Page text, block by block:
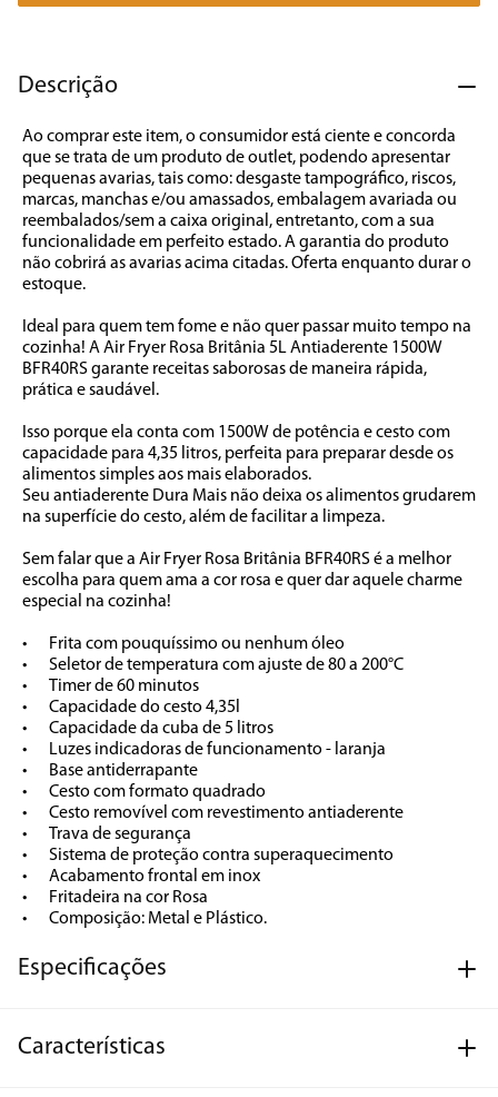
Descrição
Ao comprar este item, o consumidor está ciente e concorda
que se trata de um produto de outlet, podendo apresentar
pequenas avarias, tais como: desgaste tampográfico, riscos,
marcas, manchas e/ou amassados, embalagem avariada ou
reembalados/sem a caixa original, entretanto, com a sua
funcionalidade em perfeito estado. A garantia do produto
não cobrirá as avarias acima citadas. Oferta enquanto durar o
estoque.
Ideal para quem tem fome e não quer passar muito tempo na
cozinha! A Air Fryer Rosa Britânia 5L Antiaderente 1500W
BFR40RS garante receitas saborosas de maneira rápida,
prática e saudável.
Isso porque ela conta com 1500W de potência e cesto com
capacidade para 4,35 litros, perfeita para preparar desde os
alimentos simples aos mais elaborados.
Seu antiaderente Dura Mais não deixa os alimentos grudarem
na superfície do cesto, além de facilitar a limpeza.
Sem falar que a Air Fryer Rosa Britânia BFR40RS é a melhor
escolha para quem ama a cor rosa e quer dar aquele charme
especial na cozinha!
•	Frita com pouquíssimo ou nenhum óleo
•	Seletor de temperatura com ajuste de 80 a 200°C
•	Timer de 60 minutos
•	Capacidade do cesto 4,35l
•	Capacidade da cuba de 5 litros
•	Luzes indicadoras de funcionamento - laranja
•	Base antiderrapante
•	Cesto com formato quadrado
•	Cesto removível com revestimento antiaderente
•	Trava de segurança
•	Sistema de proteção contra superaquecimento
•	Acabamento frontal em inox
•	Fritadeira na cor Rosa
•	Composição: Metal e Plástico.
Especificações
Características
7º caixa som
9º forno
10º ventilador